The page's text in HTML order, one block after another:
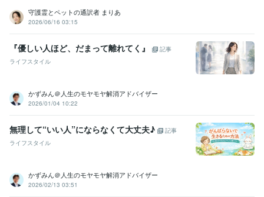
守護霊とペットの通訳者 まりあ
2026/06/16 03:15
『優しい人ほど、だまって離れてく』
記事
ライフスタイル
かずみん＠人生のモヤモヤ解消アドバイザー
2026/01/04 10:22
無理して“いい人”にならなくて大丈夫♪
記事
ライフスタイル
かずみん＠人生のモヤモヤ解消アドバイザー
2026/02/13 03:51